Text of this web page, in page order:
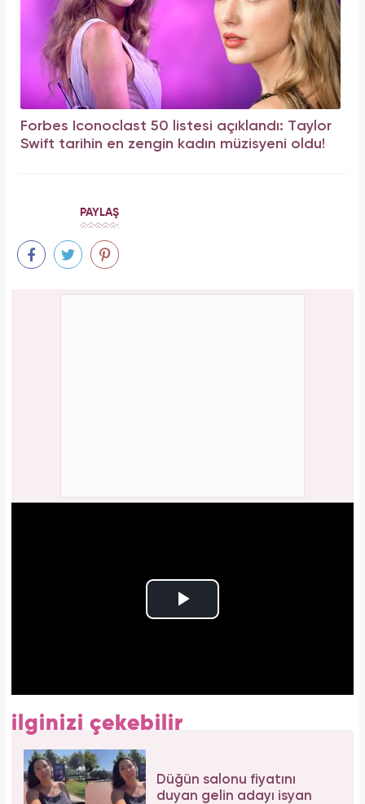
Forbes Iconoclast 50 listesi açıklandı: Taylor
Swift tarihin en zengin kadın müzisyeni oldu!
PAYLAŞ
ilginizi çekebilir
Düğün salonu fiyatını
duyan gelin adayı isyan